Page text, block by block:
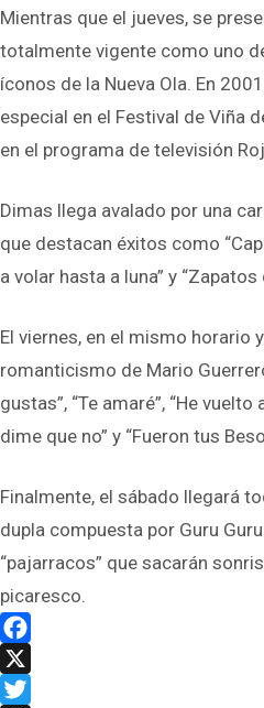
Mientras que el jueves, se
totalmente vigente como uno
íconos de la Nueva Ola. En
especial en el Festival de Viña
en el programa de televisión
Dimas llega avalado por una
que destacan éxitos como
a volar hasta a luna” y
El viernes, en el mismo horario
romanticismo de Mario
gustas”, “Te amaré”, “He vuelto
dime que no” y “Fueron tus
Finalmente, el sábado llegará
dupla compuesta por Guru
“pajarracos” que sacarán
picaresco.
Facebook
X